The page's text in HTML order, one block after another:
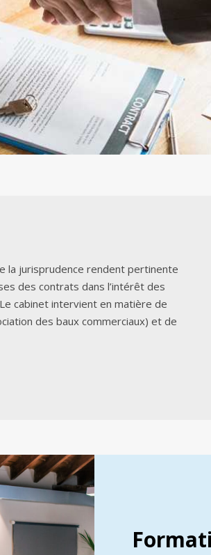
la jurisprudence rendent pertinente
des contrats dans l’intérêt des
cabinet intervient en matière de
des baux commerciaux) et de